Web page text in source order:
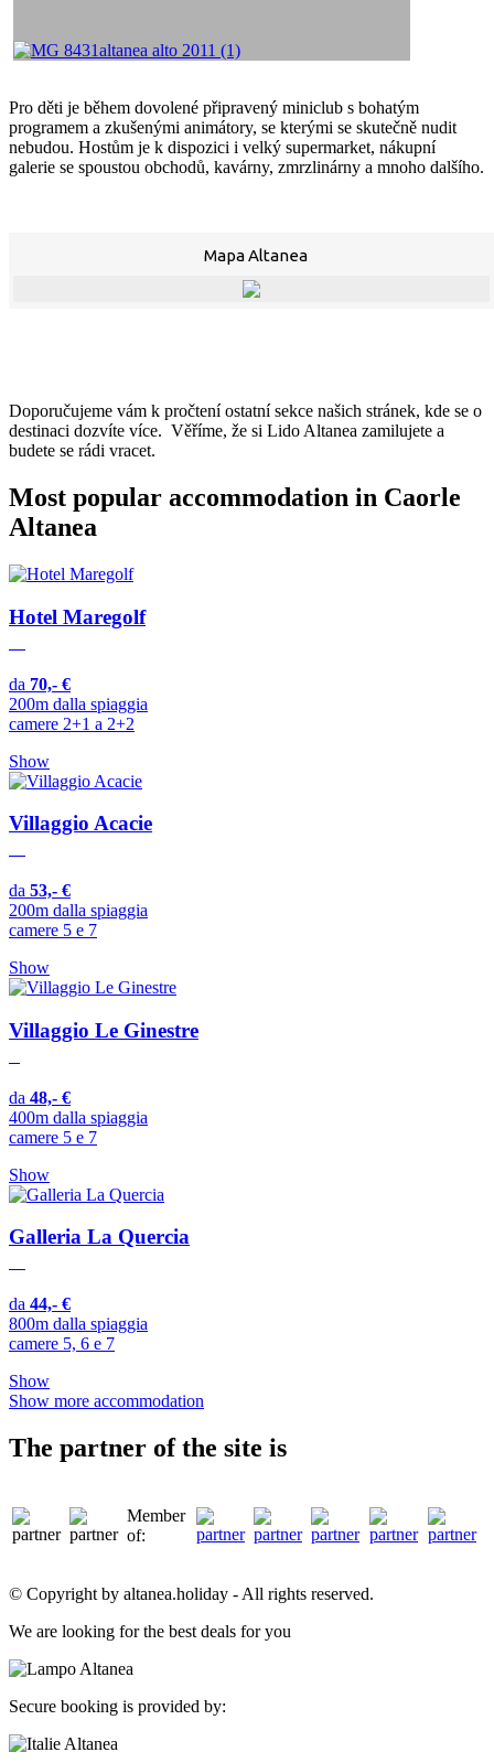
Pro děti je během dovolené připravený miniclub s bohatým
programem a zkušenými animátory, se kterými se skutečně nudit
nebudou. Hostům je k dispozici i velký supermarket, nákupní
galerie se spoustou obchodů, kavárny, zmrzlinárny a mnoho dalšího.
Mapa Altanea
Doporučujeme vám k pročtení ostatní sekce našich stránek, kde se o
destinaci dozvíte více. Věříme, že si Lido Altanea zamilujete a
budete se rádi vracet.
Most popular accommodation in Caorle
Altanea
Hotel Maregolf
da 70,- €
200m dalla spiaggia
camere 2+1 a 2+2
Show
Villaggio Acacie
da 53,- €
200m dalla spiaggia
camere 5 e 7
Show
Villaggio Le Ginestre
da 48,- €
400m dalla spiaggia
camere 5 e 7
Show
Galleria La Quercia
da 44,- €
800m dalla spiaggia
camere 5, 6 e 7
Show
Show more accommodation
The partner of the site is
Member
of:
© Copyright by altanea.holiday - All rights reserved.
We are looking for the best deals for you
Secure booking is provided by: